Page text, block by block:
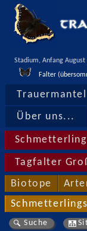
Stadium, Anfang August
Falter
Trauermantel
Über uns...
Tagfalter
Biotope
Suche